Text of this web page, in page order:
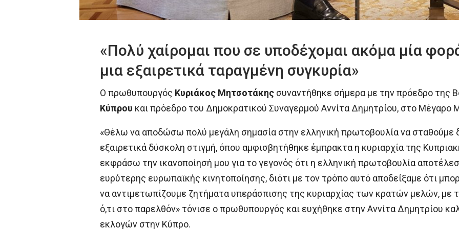
«Πολύ χαίρομαι που σε υποδέχομαι ακόμα μία
μια εξαιρετικά ταραγμένη συγκυρία»
Ο πρωθυπουργός Κυριάκος Μητσοτάκηςσυναντήθηκε σήμερα με την πρόεδρο της
Κύπρου και πρόεδρο του Δημοκρατικού Συναγερμού Αννίτα Δημητρίου, στο Μέγαρο
«Θέλω να αποδώσω πολύ μεγάλη σημασία στην ελληνική πρωτοβουλία να σταθούμε
εξαιρετικά δύσκολη στιγμή, όπου αμφισβητήθηκε έμπρακτα η κυριαρχία της
εκφράσω την ικανοποίησή μου για το γεγονός ότι η ελληνική πρωτοβουλία
ευρύτερης ευρωπαϊκής κινητοποίησης, διότι με τον τρόπο αυτό αποδείξαμε ότι
να αντιμετωπίζουμε ζητήματα υπεράσπισης της κυριαρχίας των κρατών μελών, με
ό,τι στο παρελθόν» τόνισε ο πρωθυπουργός και ευχήθηκε στην Αννίτα Δημητρίου
εκλογών στην Κύπρο.